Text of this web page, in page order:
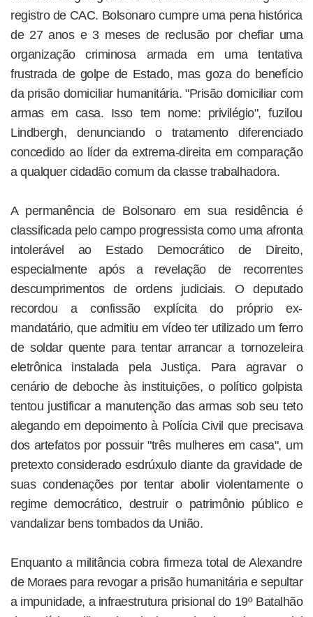
registro de CAC. Bolsonaro cumpre uma pena histórica
de 27 anos e 3 meses de reclusão por chefiar uma
organização criminosa armada em uma tentativa
frustrada de golpe de Estado, mas goza do benefício
da prisão domiciliar humanitária. "Prisão domiciliar com
armas em casa. Isso tem nome: privilégio", fuzilou
Lindbergh, denunciando o tratamento diferenciado
concedido ao líder da extrema-direita em comparação
a qualquer cidadão comum da classe trabalhadora.
A permanência de Bolsonaro em sua residência é
classificada pelo campo progressista como uma afronta
intolerável ao Estado Democrático de Direito,
especialmente após a revelação de recorrentes
descumprimentos de ordens judiciais. O deputado
recordou a confissão explícita do próprio ex-
mandatário, que admitiu em vídeo ter utilizado um ferro
de soldar quente para tentar arrancar a tornozeleira
eletrônica instalada pela Justiça. Para agravar o
cenário de deboche às instituições, o político golpista
tentou justificar a manutenção das armas sob seu teto
alegando em depoimento à Polícia Civil que precisava
dos artefatos por possuir "três mulheres em casa", um
pretexto considerado esdrúxulo diante da gravidade de
suas condenações por tentar abolir violentamente o
regime democrático, destruir o patrimônio público e
vandalizar bens tombados da União.
Enquanto a militância cobra firmeza total de Alexandre
de Moraes para revogar a prisão humanitária e sepultar
a impunidade, a infraestrutura prisional do 19º Batalhão